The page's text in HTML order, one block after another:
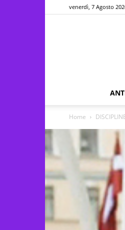
venerdì, 7 Agosto
Home